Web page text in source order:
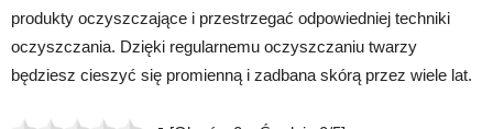
produkty oczyszczające i przestrzegać odpowiedniej techniki
oczyszczania. Dzięki regularnemu oczyszczaniu twarzy
będziesz cieszyć się promienną i zadbana skórą przez wiele lat.